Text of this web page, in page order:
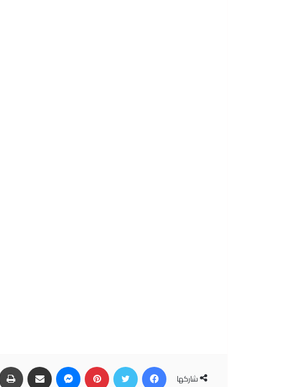
شاركها
فيسبوك تويتر بينتيريست ماسنجر مشاركة عبر البريد